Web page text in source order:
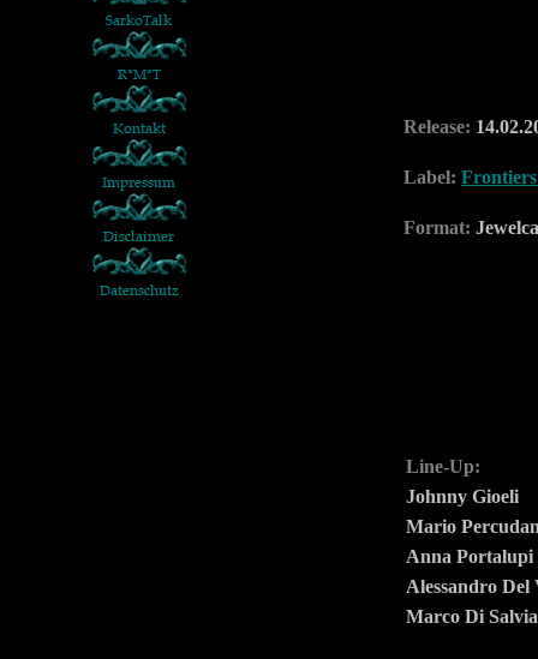
Release:
Label:
Format:
Line-Up:
Johnny Gioeli
Mario
Anna Portalupi
Alessandro Del
Marco Di Salvia